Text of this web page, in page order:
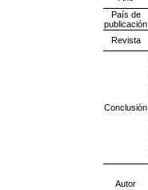
País de
publicación
Revista
Conclusión
Autor